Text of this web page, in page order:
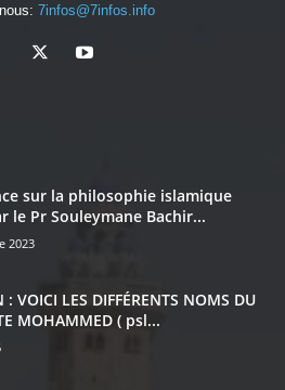
7infos@7infos.info
sur la philosophie islamique
le Pr Souleymane Bachir...
2023
: VOICI LES DIFFÉRENTS NOMS DU
MOHAMMED ( psl...